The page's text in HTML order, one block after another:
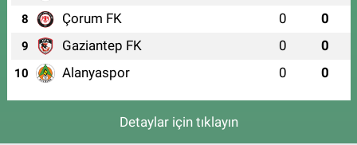
8 Çorum FK 0 0
9 Gaziantep FK 0 0
10 Alanyaspor 0 0
Detaylar için tıklayın